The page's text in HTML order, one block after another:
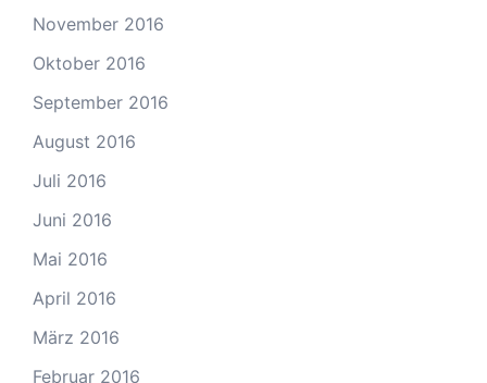
November 2016
Oktober 2016
September 2016
August 2016
Juli 2016
Juni 2016
Mai 2016
April 2016
März 2016
Februar 2016